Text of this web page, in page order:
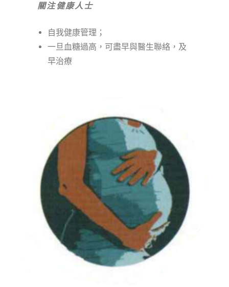
關注健康人士
自我健康管理；
一旦血糖過高，可盡早與醫生聯絡，及
早治療